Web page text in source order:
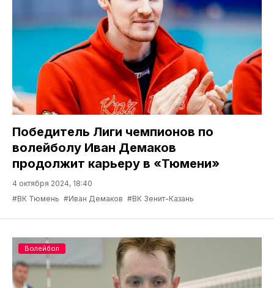
Победитель Лиги чемпионов по
волейболу Иван Демаков
продолжит карьеру в «Тюмени»
4 октября 2024, 18:40
#ВК Тюмень #Иван Демаков #ВК Зенит-Казань
Волейбол